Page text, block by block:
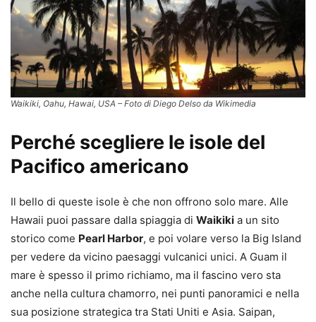
Waikiki, Oahu, Hawai, USA – Foto di Diego Delso da Wikimedia
Perché scegliere le isole del
Pacifico americano
Il bello di queste isole è che non offrono solo mare. Alle
Hawaii puoi passare dalla spiaggia di Waikiki a un sito
storico come Pearl Harbor, e poi volare verso la Big Island
per vedere da vicino paesaggi vulcanici unici. A Guam il
mare è spesso il primo richiamo, ma il fascino vero sta
anche nella cultura chamorro, nei punti panoramici e nella
sua posizione strategica tra Stati Uniti e Asia. Saipan,